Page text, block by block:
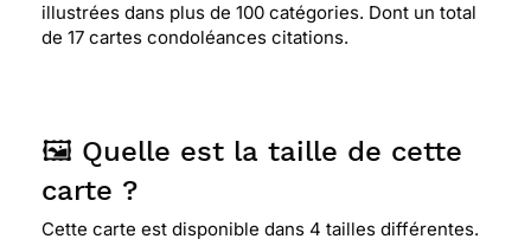
⭐⭐⭐⭐
Le 07/09/2017 : Correspond a ma vision
de la vie
disparu
illustrées dans plus de 100 catégories. Dont un total
de 17 cartes condoléances citations.
🖼️ Quelle est la taille de cette
carte ?
Cette carte est disponible dans 4 tailles différentes.